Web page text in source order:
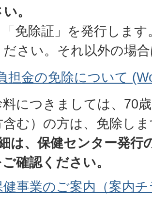
。
免除証」を発行しま
さい。それ以外の場
担金の免除について
につきましては、70
む）の方は、免除し
は、保健センター発行
確認ください。
健事業のご案内（案内